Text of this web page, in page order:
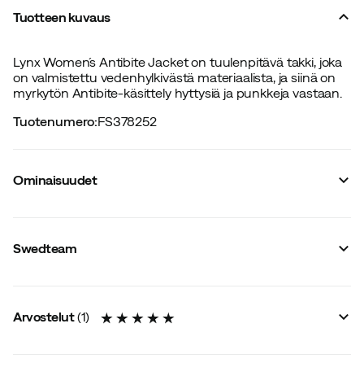
Tuotteen kuvaus
Lynx Women´s Antibite Jacket on tuulenpitävä takki, joka
on valmistettu vedenhylkivästä materiaalista, ja siinä on
myrkytön Antibite-käsittely hyttysiä ja punkkeja vastaan.
Tuotenumero:FS378252
Ominaisuudet
Swedteam
Arvostelut (1)